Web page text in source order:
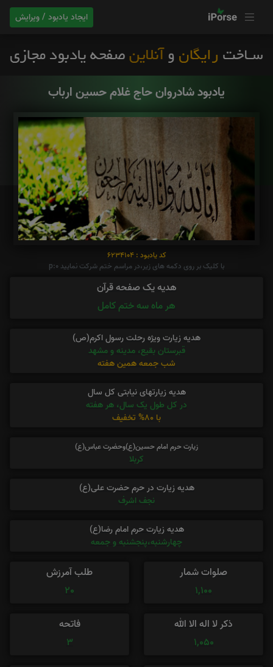
ایجاد یادبود / ویرایش
یادبود شادروان حاج غلام حسین ارباب
کد یادبود : 6234104
با کلیک بر روی دکمه های زیر،در مراسم ختم شرکت نمایید p:0
هدیه یک صفحه قرآن
هر ماه سه ختم کامل
هدیه زیارت ویژه رحلت رسول اکرم(ص)
قبرستان بقیع، مدینه و مشهد
شب جمعه همین هفته
هدیه زیارتهای نیابتی کل سال
در کل طول یک سال، هر هفته
با 80% تخفیف
زیارت حرم امام حسین(ع)وحضرت عباس(ع)
کربلا
هدیه زیارت در حرم حضرت علی(ع)
نجف اشرف
هدیه زیارت حرم امام رضا(ع)
چهارشنبه،پنجشنبه و جمعه
صلوات شمار
1,100
طلب آمرزش
20
ذکر لا اله الا الله
1,050
فاتحه
3